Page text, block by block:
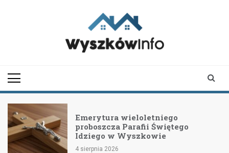
Emerytura wieloletniego
proboszcza Parafii Świętego
Idziego w Wyszkowie
4 sierpnia 2026